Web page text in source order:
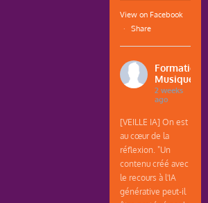
View on Facebook
·
Share
Formations
Musique
2 weeks
ago
[VEILLE IA] On est
au cœur de la
réflexion. "Un
contenu créé avec
le recours à l'IA
générative peut-il